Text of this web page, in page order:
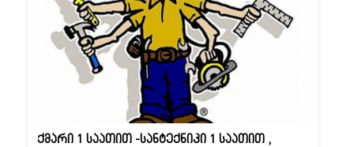
ქმარი 1 საათით -სანტექნიკი 1 საათით ,